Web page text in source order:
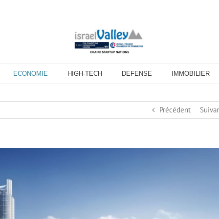
ECONOMIE HIGH-TECH DEFENSE IMMOBILIER
Précédent